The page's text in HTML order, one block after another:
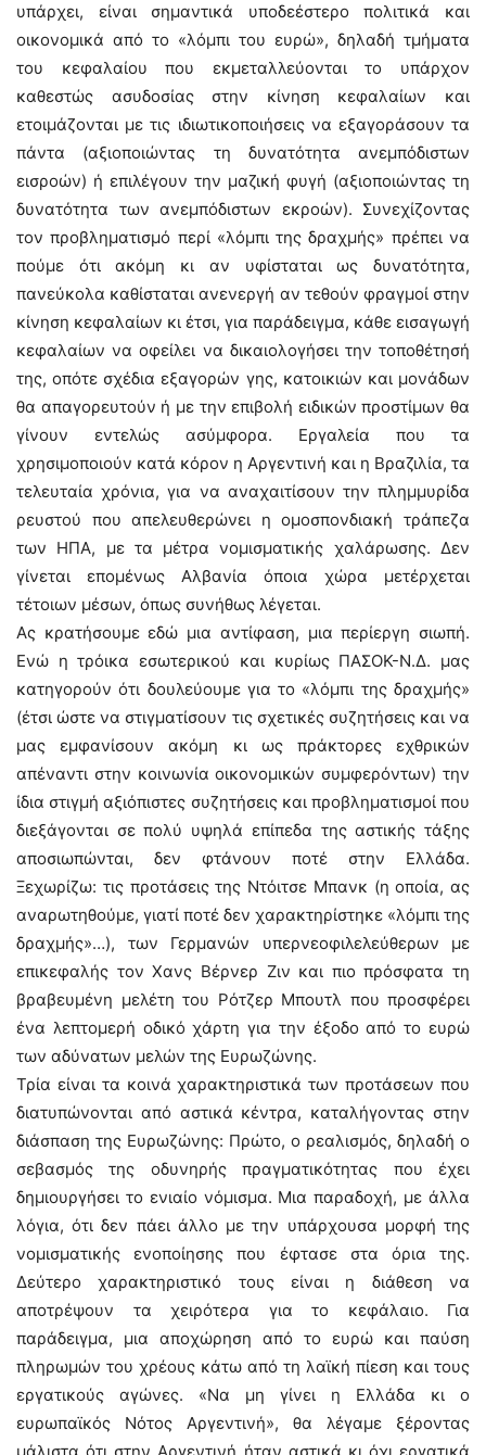
υπάρχει, είναι σημαντικά υποδεέστερο πολιτικά και
οικονομικά από το «λόμπι του ευρώ», δηλαδή τμήματα
του κεφαλαίου που εκμεταλλεύονται το υπάρχον
καθεστώς ασυδοσίας στην κίνηση κεφαλαίων και
ετοιμάζονται με τις ιδιωτικοποιήσεις να εξαγοράσουν τα
πάντα (αξιοποιώντας τη δυνατότητα ανεμπόδιστων
εισροών) ή επιλέγουν την μαζική φυγή (αξιοποιώντας τη
δυνατότητα των ανεμπόδιστων εκροών). Συνεχίζοντας
τον προβληματισμό περί «λόμπι της δραχμής» πρέπει να
πούμε ότι ακόμη κι αν υφίσταται ως δυνατότητα,
πανεύκολα καθίσταται ανενεργή αν τεθούν φραγμοί στην
κίνηση κεφαλαίων κι έτσι, για παράδειγμα, κάθε εισαγωγή
κεφαλαίων να οφείλει να δικαιολογήσει την τοποθέτησή
της, οπότε σχέδια εξαγορών γης, κατοικιών και μονάδων
θα απαγορευτούν ή με την επιβολή ειδικών προστίμων θα
γίνουν εντελώς ασύμφορα. Εργαλεία που τα
χρησιμοποιούν κατά κόρον η Αργεντινή και η Βραζιλία, τα
τελευταία χρόνια, για να αναχαιτίσουν την πλημμυρίδα
ρευστού που απελευθερώνει η ομοσπονδιακή τράπεζα
των ΗΠΑ, με τα μέτρα νομισματικής χαλάρωσης. Δεν
γίνεται επομένως Αλβανία όποια χώρα μετέρχεται
τέτοιων μέσων, όπως συνήθως λέγεται.
Ας κρατήσουμε εδώ μια αντίφαση, μια περίεργη σιωπή.
Ενώ η τρόικα εσωτερικού και κυρίως ΠΑΣΟΚ-Ν.Δ. μας
κατηγορούν ότι δουλεύουμε για το «λόμπι της δραχμής»
(έτσι ώστε να στιγματίσουν τις σχετικές συζητήσεις και να
μας εμφανίσουν ακόμη κι ως πράκτορες εχθρικών
απέναντι στην κοινωνία οικονομικών συμφερόντων) την
ίδια στιγμή αξιόπιστες συζητήσεις και προβληματισμοί που
διεξάγονται σε πολύ υψηλά επίπεδα της αστικής τάξης
αποσιωπώνται, δεν φτάνουν ποτέ στην Ελλάδα.
Ξεχωρίζω: τις προτάσεις της Ντόιτσε Μπανκ (η οποία, ας
αναρωτηθούμε, γιατί ποτέ δεν χαρακτηρίστηκε «λόμπι της
δραχμής»…), των Γερμανών υπερνεοφιλελεύθερων με
επικεφαλής τον Χανς Βέρνερ Ζιν και πιο πρόσφατα τη
βραβευμένη μελέτη του Ρότζερ Μπουτλ που προσφέρει
ένα λεπτομερή οδικό χάρτη για την έξοδο από το ευρώ
των αδύνατων μελών της Ευρωζώνης.
Τρία είναι τα κοινά χαρακτηριστικά των προτάσεων που
διατυπώνονται από αστικά κέντρα, καταλήγοντας στην
διάσπαση της Ευρωζώνης: Πρώτο, ο ρεαλισμός, δηλαδή ο
σεβασμός της οδυνηρής πραγματικότητας που έχει
δημιουργήσει το ενιαίο νόμισμα. Μια παραδοχή, με άλλα
λόγια, ότι δεν πάει άλλο με την υπάρχουσα μορφή της
νομισματικής ενοποίησης που έφτασε στα όρια της.
Δεύτερο χαρακτηριστικό τους είναι η διάθεση να
αποτρέψουν τα χειρότερα για το κεφάλαιο. Για
παράδειγμα, μια αποχώρηση από το ευρώ και παύση
πληρωμών του χρέους κάτω από τη λαϊκή πίεση και τους
εργατικούς αγώνες. «Να μη γίνει η Ελλάδα κι ο
ευρωπαϊκός Νότος Αργεντινή», θα λέγαμε ξέροντας